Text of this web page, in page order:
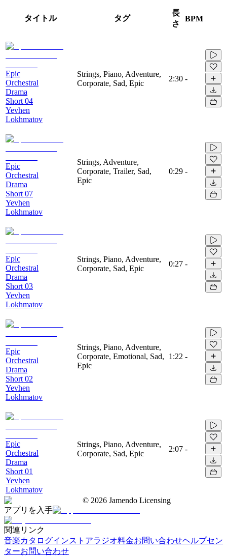
タイトル タグ
長
さ
BPM
Epic
Orchestral
Drama
Short 04
Yevhen
Lokhmatov
Strings, Piano, Adventure,
Corporate, Sad, Epic
2:30 -
Epic
Orchestral
Drama
Short 07
Yevhen
Lokhmatov
Strings, Adventure,
Corporate, Trailer, Sad,
Epic
0:29 -
Epic
Orchestral
Drama
Short 03
Yevhen
Lokhmatov
Strings, Piano, Adventure,
Corporate, Sad, Epic
0:27 -
Epic
Orchestral
Drama
Short 02
Yevhen
Lokhmatov
Strings, Piano, Adventure,
Corporate, Emotional, Sad,
Epic
1:22 -
Epic
Orchestral
Drama
Short 01
Yevhen
Lokhmatov
Strings, Piano, Adventure,
Corporate, Sad, Epic
2:07 -
© 2026 Jamendo Licensing
アプリを入手
関連リンク
音楽カタログインストアラジオ料金お問い合わせヘルプセン
ターお問い合わせ